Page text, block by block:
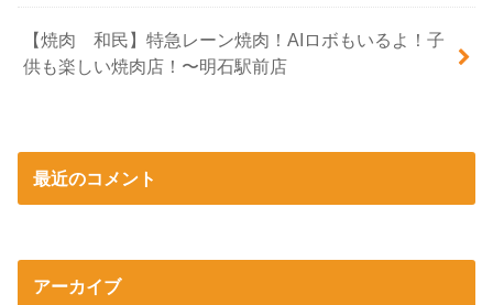
【焼肉 和民】特急レーン焼肉！AIロボもいるよ！子
供も楽しい焼肉店！〜明石駅前店
最近のコメント
アーカイブ